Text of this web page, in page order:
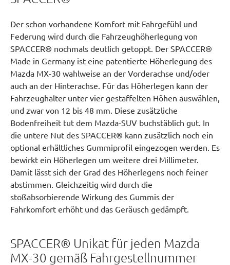
Der schon vorhandene Komfort mit Fahrgefühl und
Federung wird durch die Fahrzeughöherlegung von
SPACCER® nochmals deutlich getoppt. Der SPACCER®
Made in Germany ist eine patentierte Höherlegung des
Mazda MX-30 wahlweise an der Vorderachse und/oder
auch an der Hinterachse. Für das Höherlegen kann der
Fahrzeughalter unter vier gestaffelten Höhen auswählen,
und zwar von 12 bis 48 mm. Diese zusätzliche
Bodenfreiheit tut dem Mazda-SUV buchstäblich gut. In
die untere Nut des SPACCER® kann zusätzlich noch ein
optional erhältliches Gummiprofil eingezogen werden. Es
bewirkt ein Höherlegen um weitere drei Millimeter.
Damit lässt sich der Grad des Höherlegens noch feiner
abstimmen. Gleichzeitig wird durch die
stoßabsorbierende Wirkung des Gummis der
Fahrkomfort erhöht und das Geräusch gedämpft.
SPACCER® Unikat für jeden Mazda
MX-30 gemäß Fahrgestellnummer